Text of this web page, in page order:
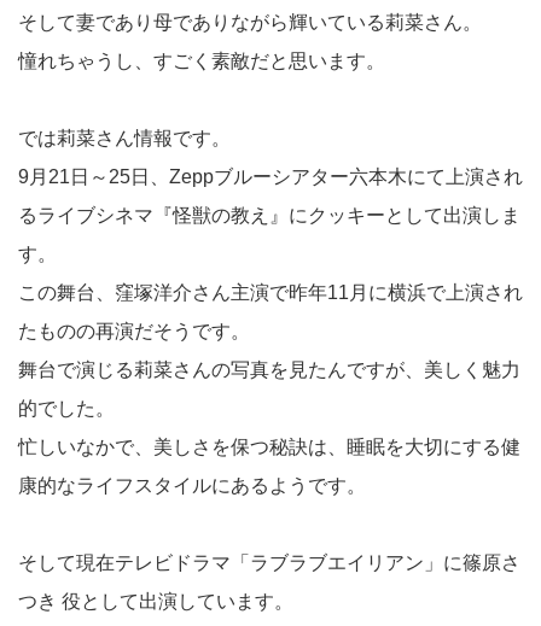
そして妻であり母でありながら輝いている莉菜さん。
憧れちゃうし、すごく素敵だと思います。
では莉菜さん情報です。
9月21日～25日、Zeppブルーシアター六本木にて上演され
るライブシネマ『怪獣の教え』にクッキーとして出演しま
す。
この舞台、窪塚洋介さん主演で昨年11月に横浜で上演され
たものの再演だそうです。
舞台で演じる莉菜さんの写真を見たんですが、美しく魅力
的でした。
忙しいなかで、美しさを保つ秘訣は、睡眠を大切にする健
康的なライフスタイルにあるようです。
そして現在テレビドラマ「ラブラブエイリアン」に篠原さ
つき 役として出演しています。